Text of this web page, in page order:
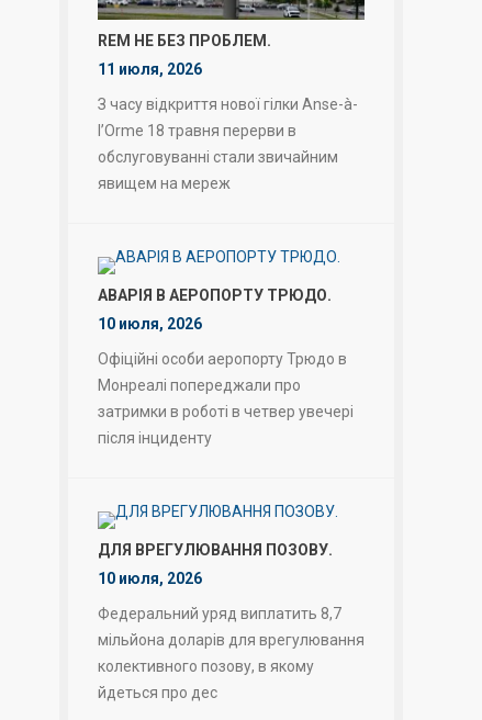
REM НЕ БЕЗ ПРОБЛЕМ.
11 июля, 2026
З часу відкриття нової гілки Anse-à-
l’Orme 18 травня перерви в
обслуговуванні стали звичайним
явищем на мереж
АВАРІЯ В АЕРОПОРТУ ТРЮДО.
10 июля, 2026
Офіційні особи аеропорту Трюдо в
Монреалі попереджали про
затримки в роботі в четвер увечері
після інциденту
ДЛЯ ВРЕГУЛЮВАННЯ ПОЗОВУ.
10 июля, 2026
Федеральний уряд виплатить 8,7
мільйона доларів для врегулювання
колективного позову, в якому
йдеться про дес